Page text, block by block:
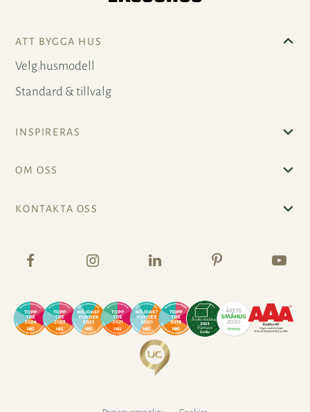
ATT BYGGA HUS
Velg husmodell
Standard & tillvalg
INSPIRERAS
OM OSS
KONTAKTA OSS